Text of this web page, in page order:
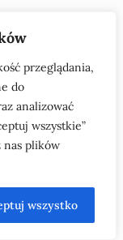
przeglądania,
do
analizować
wszystkie”
nas plików
wszystko
mięśni
tułowia w
z pozycji
na mięśnie